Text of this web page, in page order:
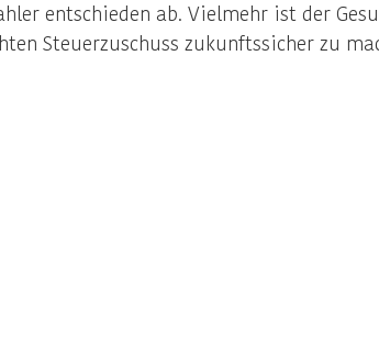
entschieden ab. Vielmehr ist der
Steuerzuschuss zukunftssicher zu